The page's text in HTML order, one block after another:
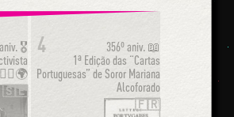
🎖
🇸🇪
4 356º aniv. 📖
1ª Edição das “Cartas
Portuguesas” de Soror Mariana
Alcoforado
🇫🇷